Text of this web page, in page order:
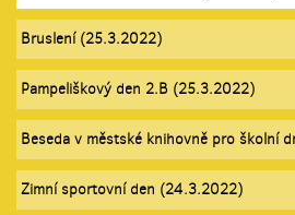
Bruslení (25.3.2022)
Pampeliškový den 2.B (25.3.2022)
Beseda v městské knihovně pro školní
Zimní sportovní den (24.3.2022)